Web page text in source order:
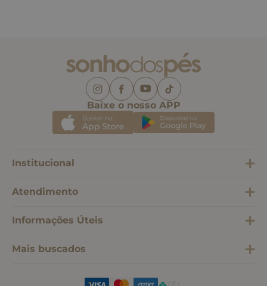
Baixe o nosso APP
Institucional
Atendimento
Informações Úteis
Mais buscados